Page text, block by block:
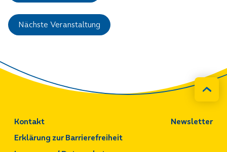
Nächste Veranstaltung
Kontakt Newsletter
Erklärung zur Barrierefreiheit